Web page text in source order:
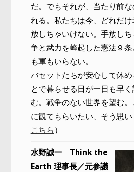
だ。でもそれが、当たり前
れる。私たちは今、どれだ
放しちゃいけない。手放し
争と武力を蜂起した憲法９
も軍もいらない。
バセットたちが安心して休
とで暮らせる日が一日も早
む。戦争のない世界を望む
に観てもらいたい、そう思い
こちら）
水野誠一 Think the
Earth 理事長／元参議